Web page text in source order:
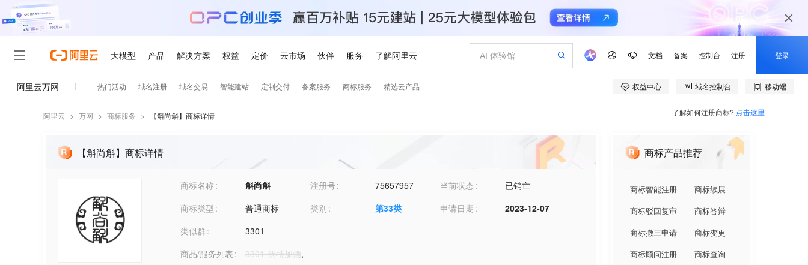
阿里云 > 万网 > 商标服务 > 【斛尚斛】商标详情 了解如何注册商标? 点击这里
【斛尚斛】商标详情
商标名称 斛尚斛 注册号 75657957 当前状态
已销亡
商标类型
普通商标 类别 第33类 申请日期
2023-12-07
类似群
3301
商品/服务列表
3301-伏特加酒,
商标产品推荐
商标智能注册
商标续展
商标驳回复审
商标答辩
商标撤三申请
商标变更
商标顾问注册
商标查询